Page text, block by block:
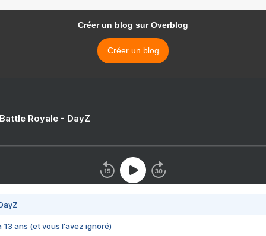
Créer un blog sur Overblog
Créer un blog
Royale - DayZ
13 ans (et vous l'avez ignoré)